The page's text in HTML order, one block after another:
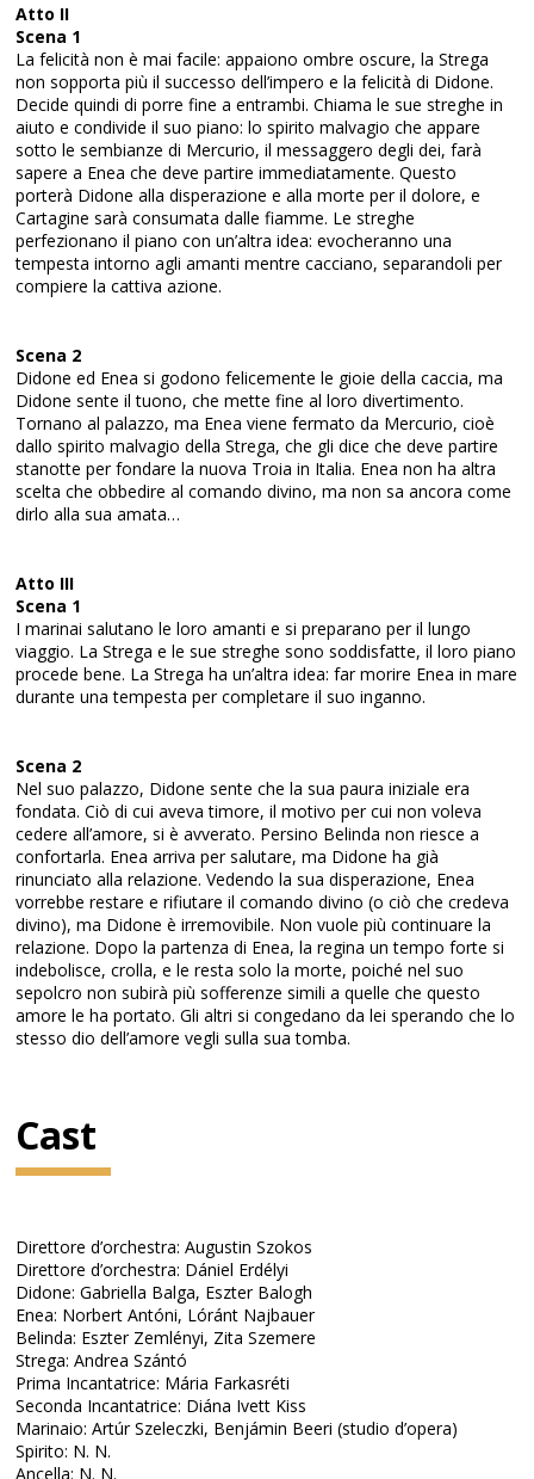
Atto II
Scena 1
La felicità non è mai facile: appaiono ombre oscure, la Strega
non sopporta più il successo dell’impero e la felicità di Didone.
Decide quindi di porre fine a entrambi. Chiama le sue streghe in
aiuto e condivide il suo piano: lo spirito malvagio che appare
sotto le sembianze di Mercurio, il messaggero degli dei, farà
sapere a Enea che deve partire immediatamente. Questo
porterà Didone alla disperazione e alla morte per il dolore, e
Cartagine sarà consumata dalle fiamme. Le streghe
perfezionano il piano con un’altra idea: evocheranno una
tempesta intorno agli amanti mentre cacciano, separandoli per
compiere la cattiva azione.
Scena 2
Didone ed Enea si godono felicemente le gioie della caccia, ma
Didone sente il tuono, che mette fine al loro divertimento.
Tornano al palazzo, ma Enea viene fermato da Mercurio, cioè
dallo spirito malvagio della Strega, che gli dice che deve partire
stanotte per fondare la nuova Troia in Italia. Enea non ha altra
scelta che obbedire al comando divino, ma non sa ancora come
dirlo alla sua amata…
Atto III
Scena 1
I marinai salutano le loro amanti e si preparano per il lungo
viaggio. La Strega e le sue streghe sono soddisfatte, il loro piano
procede bene. La Strega ha un’altra idea: far morire Enea in mare
durante una tempesta per completare il suo inganno.
Scena 2
Nel suo palazzo, Didone sente che la sua paura iniziale era
fondata. Ciò di cui aveva timore, il motivo per cui non voleva
cedere all’amore, si è avverato. Persino Belinda non riesce a
confortarla. Enea arriva per salutare, ma Didone ha già
rinunciato alla relazione. Vedendo la sua disperazione, Enea
vorrebbe restare e rifiutare il comando divino (o ciò che credeva
divino), ma Didone è irremovibile. Non vuole più continuare la
relazione. Dopo la partenza di Enea, la regina un tempo forte si
indebolisce, crolla, e le resta solo la morte, poiché nel suo
sepolcro non subirà più sofferenze simili a quelle che questo
amore le ha portato. Gli altri si congedano da lei sperando che lo
stesso dio dell’amore vegli sulla sua tomba.
Cast
Direttore d’orchestra: Augustin Szokos
Direttore d’orchestra: Dániel Erdélyi
Didone: Gabriella Balga, Eszter Balogh
Enea: Norbert Antóni, Lóránt Najbauer
Belinda: Eszter Zemlényi, Zita Szemere
Strega: Andrea Szántó
Prima Incantatrice: Mária Farkasréti
Seconda Incantatrice: Diána Ivett Kiss
Marinaio: Artúr Szeleczki, Benjámin Beeri (studio d’opera)
Spirito: N. N.
Ancella: N. N.